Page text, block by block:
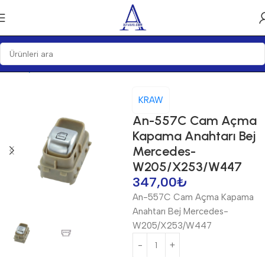
Ana Sayfa Anahtarlar Anahtarlar
KRAW
An-557C Cam Açma
Kapama Anahtarı Bej
Mercedes-
W205/X253/W447
347,00₺
An-557C Cam Açma Kapama
Anahtarı Bej Mercedes-
W205/X253/W447